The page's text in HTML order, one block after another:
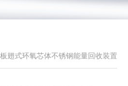
翅式环氧芯体不锈钢能量回收装置